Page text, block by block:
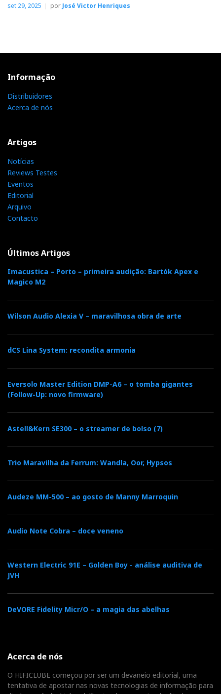
set 29, 2025 por José Victor Henriques
Informação
Distribuidores
Acerca de nós
Artigos
Notícias
Reviews Testes
Eventos
Editorial
Arquivo
Contacto
Últimos Artigos
Imacustica – Porto – primeira audição: Bartók Apex e
Magico M2
Wilson Audio Alexia V – maravilhosa obra de arte
dCS Lina System: recondita armonia
Eversolo Master Edition DMP-A6 – o tomba gigantes
(Follow-Up: novo firmware)
Astell&Kern SE300 – o streamer de bolso (7)
Trio Maravilha da Ferrum: Wandla, Oor, Hypsos
Audeze MM-500 – ao gosto de Manny Marroquin
Audio Note Cobra – doce veneno
Western Electric 91E – Golden Boy - análise auditiva de
JVH
DeVORE Fidelity Micr/O – a magia das abelhas
Acerca de nós
O HIFICLUBE começou por ser um devaneio editorial, uma
tentativa de apostar nas novas tecnologias de informação para